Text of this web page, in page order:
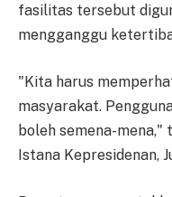
fasilitas tersebut
mengganggu
"Kita harus
masyarakat.
boleh semena-
Istana Kepresidenan,